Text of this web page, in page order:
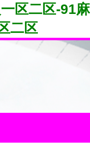
区二区-91
二区